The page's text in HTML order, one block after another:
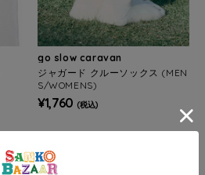
go slow caravan
ジャガード クルーソックス (MEN
S/WOMENS)
¥1,760 (税込)